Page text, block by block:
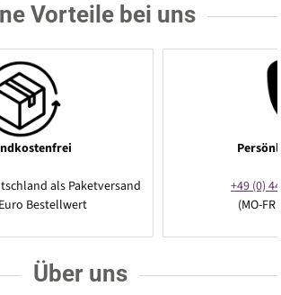
Vorteile bei uns
als Paketversand
Bestellwert
+49 (0)
(MO-
Über uns